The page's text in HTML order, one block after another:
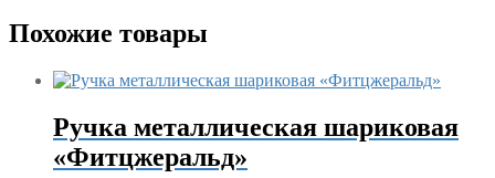
Похожие товары
Ручка металлическая шариковая
«Фитцжеральд»